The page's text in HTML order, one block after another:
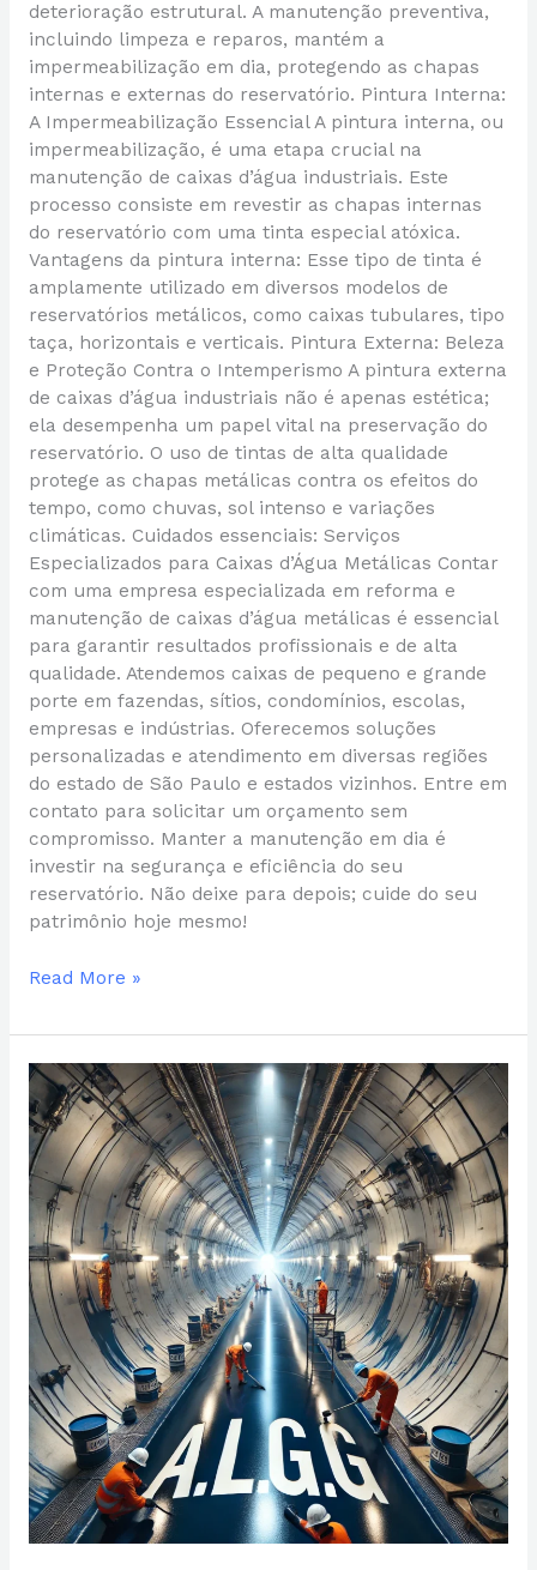
deterioração estrutural. A manutenção preventiva,
incluindo limpeza e reparos, mantém a
impermeabilização em dia, protegendo as chapas
internas e externas do reservatório. Pintura Interna:
A Impermeabilização Essencial A pintura interna, ou
impermeabilização, é uma etapa crucial na
manutenção de caixas d’água industriais. Este
processo consiste em revestir as chapas internas
do reservatório com uma tinta especial atóxica.
Vantagens da pintura interna: Esse tipo de tinta é
amplamente utilizado em diversos modelos de
reservatórios metálicos, como caixas tubulares, tipo
taça, horizontais e verticais. Pintura Externa: Beleza
e Proteção Contra o Intemperismo A pintura externa
de caixas d’água industriais não é apenas estética;
ela desempenha um papel vital na preservação do
reservatório. O uso de tintas de alta qualidade
protege as chapas metálicas contra os efeitos do
tempo, como chuvas, sol intenso e variações
climáticas. Cuidados essenciais: Serviços
Especializados para Caixas d’Água Metálicas Contar
com uma empresa especializada em reforma e
manutenção de caixas d’água metálicas é essencial
para garantir resultados profissionais e de alta
qualidade. Atendemos caixas de pequeno e grande
porte em fazendas, sítios, condomínios, escolas,
empresas e indústrias. Oferecemos soluções
personalizadas e atendimento em diversas regiões
do estado de São Paulo e estados vizinhos. Entre em
contato para solicitar um orçamento sem
compromisso. Manter a manutenção em dia é
investir na segurança e eficiência do seu
reservatório. Não deixe para depois; cuide do seu
patrimônio hoje mesmo!
Read More »
Impermeabilização
de
Caixa
d’Água
Metálica:
Protegendo
seu
Reservatório
Contra
a
Oxidação